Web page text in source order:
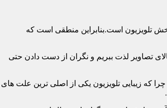
تلویزیون است.بنابراین منطقی است که
تصاویر لذت ببریم و نگران از دست دادن حتی
که زیبایی تلویزیون یکی از اصلی ترین علت های